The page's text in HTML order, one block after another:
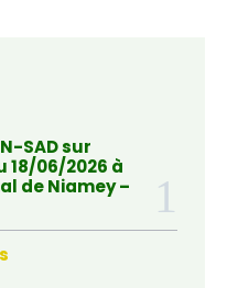
SAD sur
06/2026 à
de Niamey –